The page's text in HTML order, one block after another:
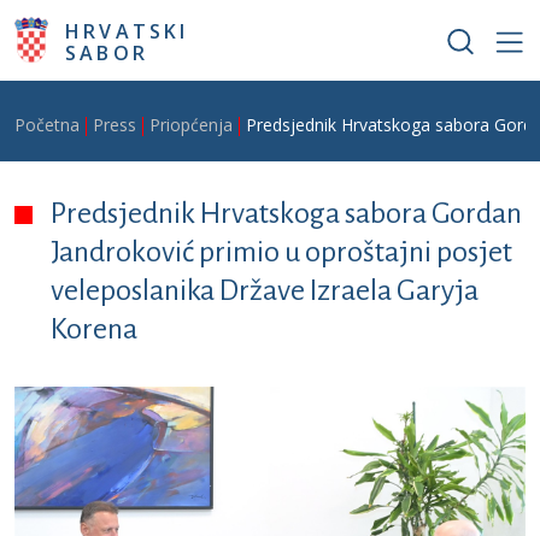
Skoči na glavni sadržaj
HRVATSKI
SABOR
Breadcrumb
Početna Press Priopćenja Predsjednik Hrvatskoga sabora
Predsjednik Hrvatskoga sabora Gordan
Jandroković primio u oproštajni posjet
veleposlanika Države Izraela Garyja
Korena